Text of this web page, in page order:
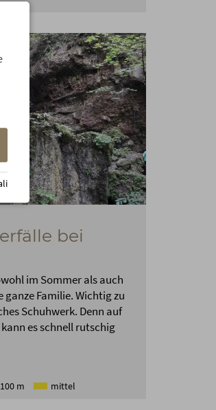
bei
im Sommer als auch
Familie. Wichtig zu
Schuhwerk. Denn auf
es schnell rutschig
100 m mittel